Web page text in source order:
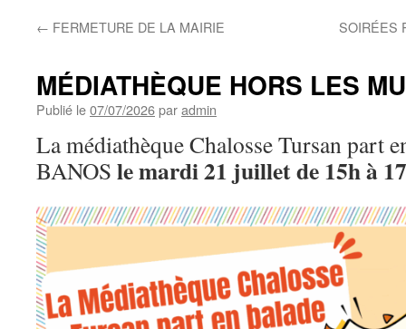
← FERMETURE DE LA MAIRIE SOIRÉES
MÉDIATHÈQUE HORS LES
Publié le07/07/2026paradmin
La médiathèque Chalosse Tursan part
BANOS le mardi 21 juillet de 15h à